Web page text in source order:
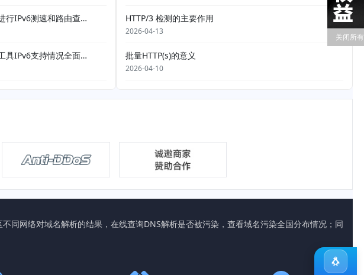
关闭所
在线Ping测试详解：如何同时进行IPv6测速和路由查询？
从Ping到路由：网站测速在线工具IPv6支持情况全面分析
HTTP/3 检测的主要作用
2026-04-13
批量HTTP(s)的意义
2026-04-10
网络对域名解析的结果，在线查询DNS解析是否被污染，查看域名污染全国分布情况；同
🐧